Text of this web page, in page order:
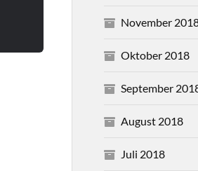
November
Oktober 2018
September
August 2018
Juli 2018